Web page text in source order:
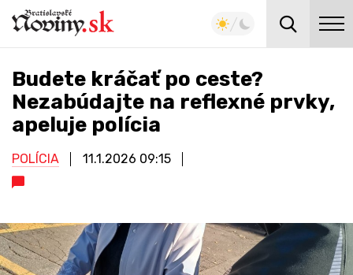
Budete kráčať po ceste?
Nezabúdajte na reflexné prvky,
apeluje polícia
POLÍCIA 11.1.2026 09:15